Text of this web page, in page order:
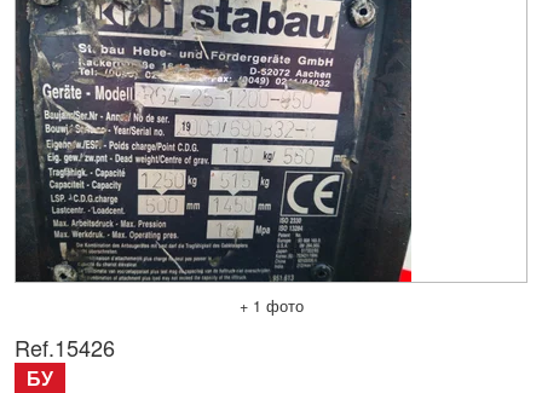
+ 1 фото
Ref.15426
БУ